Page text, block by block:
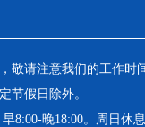
敬请注意我们的工作时
节假日除外。
8:00-晚18:00。周日休息